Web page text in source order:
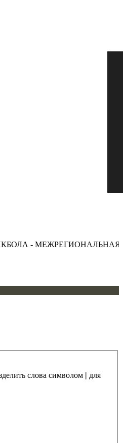
- МЕЖРЕГИОНАЛЬНАЯ
слова символом | для